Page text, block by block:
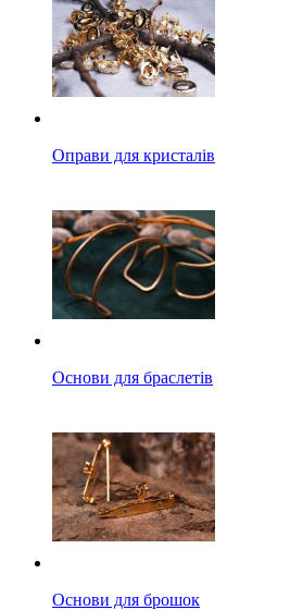
Оправи для кристалів
Основи для браслетів
Основи для брошок